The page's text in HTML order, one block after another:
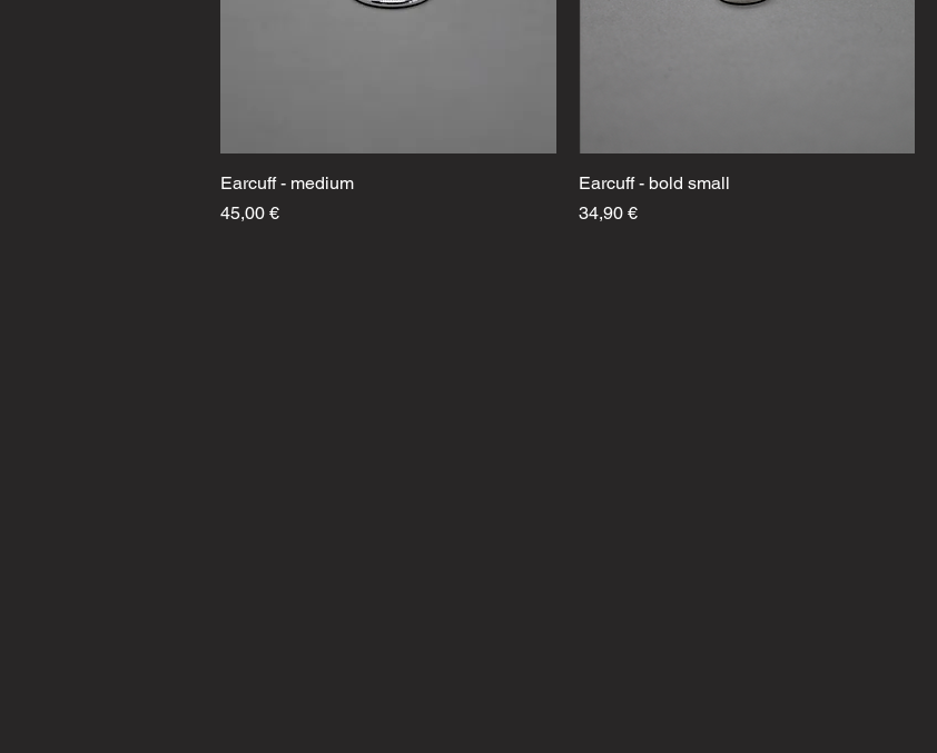
Schnellansicht
Earcuff - medium
Preis
45,00 €
Schnellansicht
Earcuff - bold small
Preis
34,90 €